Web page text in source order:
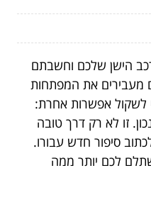
הישן שלכם וחשבתם
מעבירים את המפתחות
לשקול אפשרות אחרת:
זו לא רק דרך טובה
סיפור חדש עבורו.
לכם יותר ממה